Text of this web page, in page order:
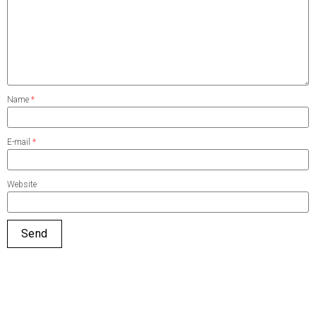
Name *
E-mail *
Website